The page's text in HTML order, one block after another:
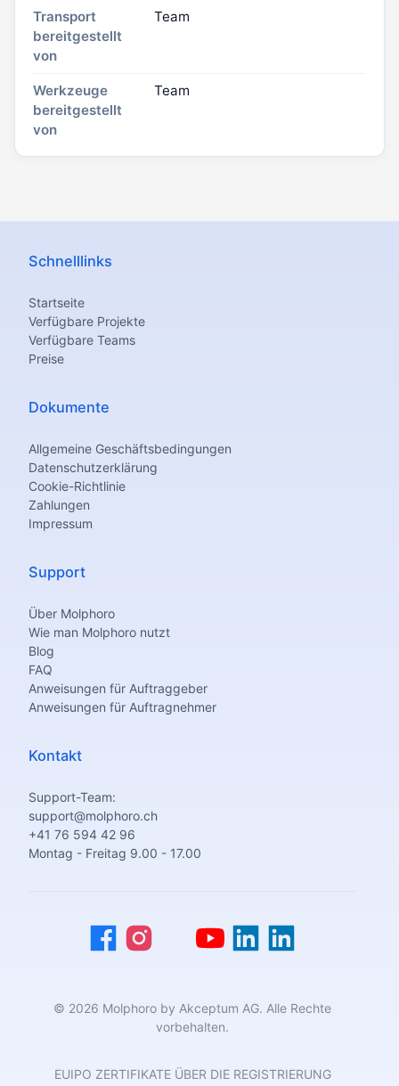
Transport
bereitgestellt
von
Team
Werkzeuge
bereitgestellt
von
Team
Schnelllinks
Startseite
Verfügbare Projekte
Verfügbare Teams
Preise
Dokumente
Allgemeine Geschäftsbedingungen
Datenschutzerklärung
Cookie-Richtlinie
Zahlungen
Impressum
Support
Über Molphoro
Wie man Molphoro nutzt
Blog
FAQ
Anweisungen für Auftraggeber
Anweisungen für Auftragnehmer
Kontakt
Support-Team:
support@molphoro.ch
+41 76 594 42 96
Montag - Freitag 9.00 - 17.00
© 2026 Molphoro by Akceptum AG. Alle Rechte
vorbehalten.
EUIPO ZERTIFIKATE ÜBER DIE REGISTRIERUNG